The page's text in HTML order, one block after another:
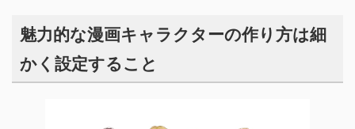
魅力的な漫画キャラクターの作り方は細
かく設定すること